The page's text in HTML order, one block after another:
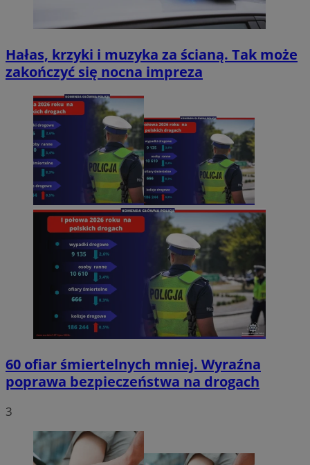
Hałas, krzyki i muzyka za ścianą. Tak może
zakończyć się nocna impreza
60 ofiar śmiertelnych mniej. Wyraźna
poprawa bezpieczeństwa na drogach
3